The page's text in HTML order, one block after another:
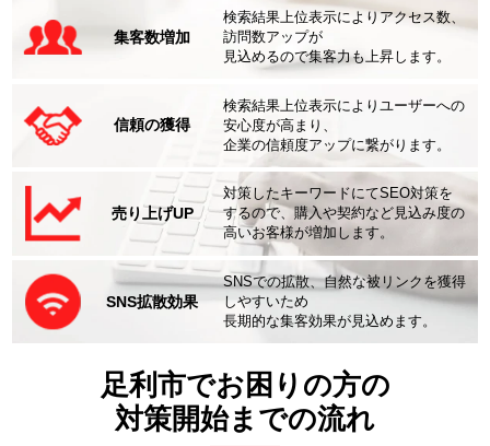
集客数増加
検索結果上位表示によりアクセス数、
訪問数アップが
見込めるので集客力も上昇します。
信頼の獲得
検索結果上位表示によりユーザーへの
安心度が高まり、
企業の信頼度アップに繋がります。
売り上げUP
対策したキーワードにてSEO対策を
するので、購入や契約など見込み度の
高いお客様が増加します。
SNS拡散効果
SNSでの拡散、自然な被リンクを獲得
しやすいため
長期的な集客効果が見込めます。
足利市でお困りの方の
対策開始までの流れ